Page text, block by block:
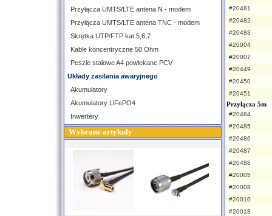
Przyłącza UMTS/LTE antena N - modem
Przyłącza UMTS/LTE antena TNC - modem
Skrętka UTP/FTP kat.5,6,7
Kable koncentryczne 50 Ohm
Peszle stalowe A4 powlekane PCV
Układy zasilania awaryjnego
Akumulatory
Akumulatory LiFePO4
Inwertery
Wybrane artykuły
#20481
#20482
#20483
#20004
#20007
#20449
#20450
#20451
Przyłącza 5m
#20484
#20485
#20486
#20487
#20488
#20005
#20008
#20010
#20018